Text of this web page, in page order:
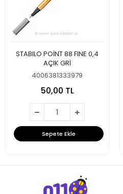
STABILO POİNT 88 FINE 0,4
AÇIK GRİ
4006381333979
50,00 TL
Sepete Ekle